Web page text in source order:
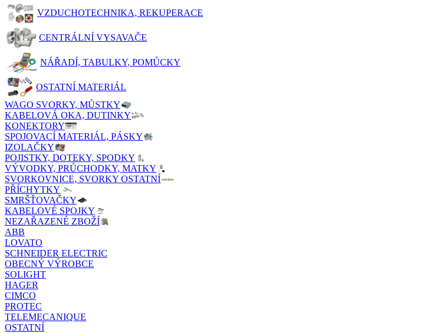
VZDUCHOTECHNIKA, REKUPERACE
CENTRÁLNÍ VYSAVAČE
NÁŘADÍ, TABULKY, POMŮCKY
OSTATNÍ MATERIÁL
WAGO SVORKY, MŮSTKY
KABELOVÁ OKA, DUTINKY
KONEKTORY
SPOJOVACÍ MATERIÁL, PÁSKY
IZOLAČKY
POJISTKY, DOTEKY, SPODKY
VÝVODKY, PRŮCHODKY, MATKY
SVORKOVNICE, SVORKY OSTATNÍ
PŘÍCHYTKY
SMRŠŤOVAČKY
KABELOVÉ SPOJKY
NEZAŘAZENÉ ZBOŽÍ
ABB
LOVATO
SCHNEIDER ELECTRIC
OBECNÝ VÝROBCE
SOLIGHT
HAGER
CIMCO
PROTEC
TELEMECANIQUE
OSTATNÍ